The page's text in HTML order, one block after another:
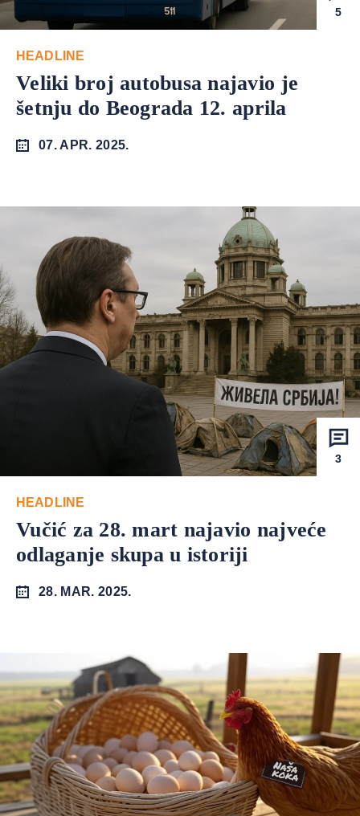
5
HEADLINE
Veliki broj autobusa najavio je
šetnju do Beograda 12. aprila
07. APR. 2025.
3
HEADLINE
Vučić za 28. mart najavio najveće
odlaganje skupa u istoriji
28. MAR. 2025.